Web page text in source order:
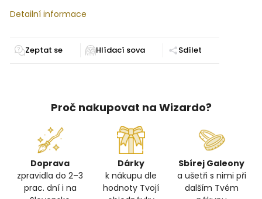
Detailní informace
Zeptat se Sdílet
Proč nakupovat na Wizardo?
Doprava
zpravidla do 2–3
prac. dní i na
Dárky
k nákupu dle
hodnoty Tvojí
Sbírej Galeony
a ušetři s nimi při
dalším Tvém